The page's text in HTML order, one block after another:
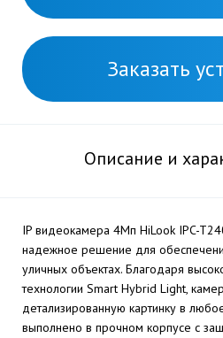
Заказать
Описание и
IP видеокамера 4Мп HiLook IPC-
надежное решение для
уличных объектах. Благодаря
технологии Smart Hybrid Light,
детализированную картинку в
выполнено в прочном корпусе с